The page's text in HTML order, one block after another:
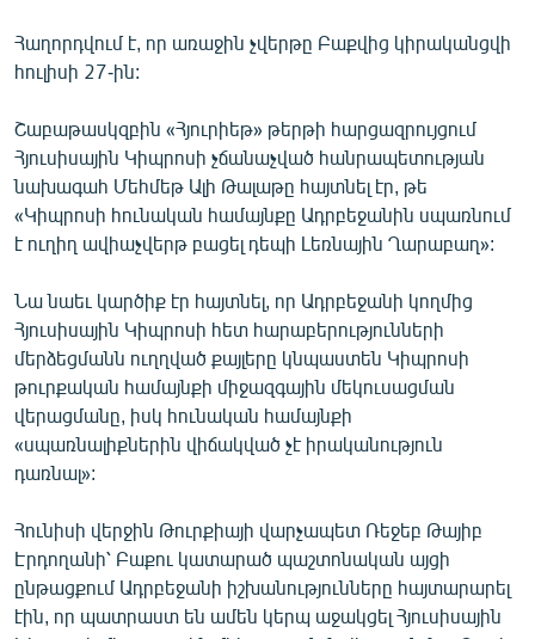
ԱՐԽԻՎ
ԲԱՆԱՎԵՃ
ՁԳՏԵԼՈՎ ԼԱՎԱԳՈՒՅՆԻՆ
ՓՈԴՔԱՍԹ
Հայերեն
English
Русский
ՀԵՏԵՎԵՔ ՄԵԶ
«Ազատության» բոլոր կայքերը
Հաղորդվում է, որ առաջին չվերթը Բաքվից կիրականցվի
հուլիսի 27-ին:
Շաբաթասկզբին «Հյուրիեթ» թերթի հարցազրույցում
Հյուսիսային Կիպրոսի չճանաչված հանրապետության
նախագահ Մեհմեթ Ալի Թալաթը հայտնել էր, թե
«Կիպրոսի հունական համայնքը Ադրբեջանին սպառնում
է ուղիղ ավիաչվերթ բացել դեպի Լեռնային Ղարաբաղ»:
Նա նաեւ կարծիք էր հայտնել, որ Ադրբեջանի կողմից
Հյուսիսային Կիպրոսի հետ հարաբերությունների
մերձեցմանն ուղղված քայլերը կնպաստեն Կիպրոսի
թուրքական համայնքի միջազգային մեկուսացման
վերացմանը, իսկ հունական համայնքի
«սպառնալիքներին վիճակված չէ իրականություն
դառնալ»:
Հունիսի վերջին Թուրքիայի վարչապետ Ռեջեբ Թայիբ
Էրդողանի՝ Բաքու կատարած պաշտոնական այցի
ընթացքում Ադրբեջանի իշխանությունները հայտարարել
էին, որ պատրաստ են ամեն կերպ աջակցել Հյուսիսային